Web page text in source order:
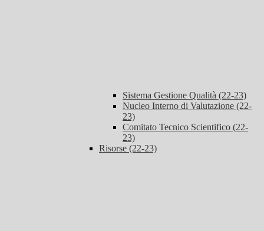
Sistema Gestione Qualità (22-23)
Nucleo Interno di Valutazione (22-
23)
Comitato Tecnico Scientifico (22-
23)
Risorse (22-23)